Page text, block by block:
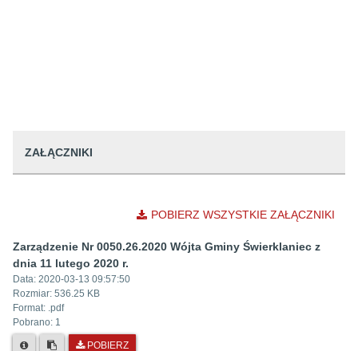
ZAŁĄCZNIKI
POBIERZ WSZYSTKIE ZAŁĄCZNIKI
Zarządzenie Nr 0050.26.2020 Wójta Gminy Świerklaniec z
dnia 11 lutego 2020 r.
Data: 2020-03-13 09:57:50
Rozmiar: 536.25 KB
Format: .pdf
Pobrano: 1
POBIERZ